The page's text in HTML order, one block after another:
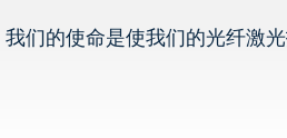
我们的使命是使我们的光纤激